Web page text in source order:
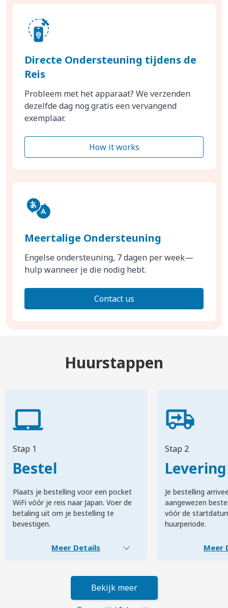
Directe Ondersteuning tijdens de
Reis
Probleem met het apparaat? We verzenden
dezelfde dag nog gratis een vervangend
exemplaar.
How it works
Meertalige Ondersteuning
Engelse ondersteuning, 7 dagen per week—
hulp wanneer je die nodig hebt.
Contact us
Huurstappen
Stap 1
Bestel
Plaats je bestelling voor een pocket
WiFi vóór je reis naar Japan. Voer de
betaling uit om je bestelling te
bevestigen.
Meer Details
Stap 2
Levering
Je bestelling
aangewezen
vóór de
huurperiode.
Meer
Bekijk meer